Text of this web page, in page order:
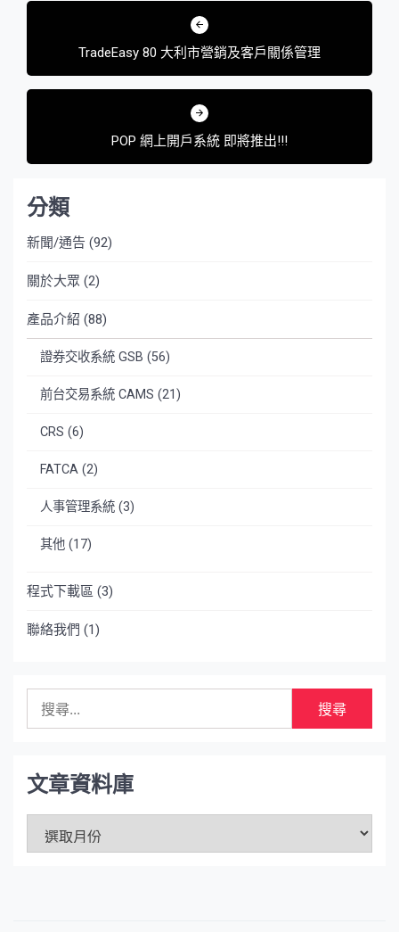
覽
TradeEasy 80 大利市營銷及客戶關係管理
POP 網上開戶系統 即將推出!!!
分類
新聞/通告 (92)
關於大眾 (2)
產品介紹 (88)
證券交收系統 GSB (56)
前台交易系統 CAMS (21)
CRS (6)
FATCA (2)
人事管理系統 (3)
其他 (17)
程式下載區 (3)
聯絡我們 (1)
字:
文章資料庫
資